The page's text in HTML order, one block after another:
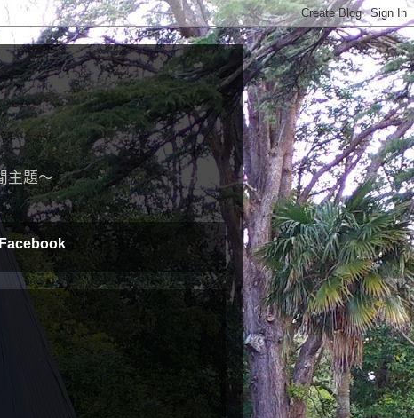
主題～
Facebook